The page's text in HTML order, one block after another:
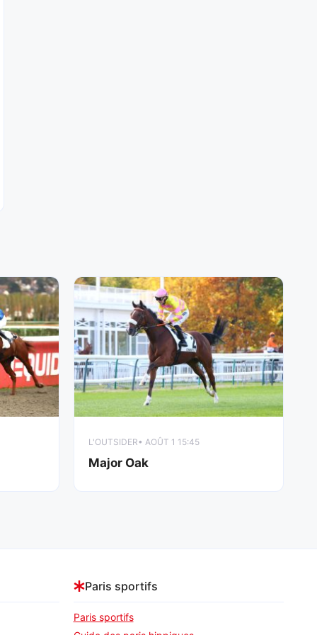
L'OUTSIDER• AOÛT 1 15:45
Major Oak
Paris sportifs
Paris sportifs